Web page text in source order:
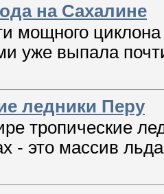
на Сахалине
мощного
уже выпала
ледники Перу
тропические
- это массив